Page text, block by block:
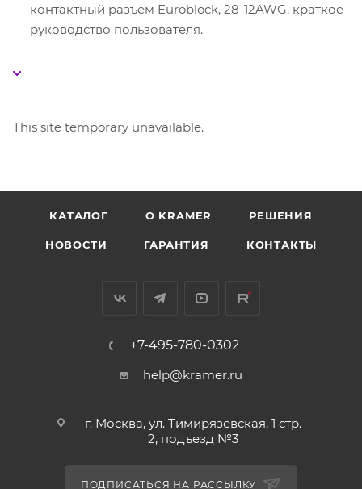
контактный разъем Euroblock, 28-12AWG, краткое
руководство пользователя.
This site temporary unavailable.
КАТАЛОГ O KRAMER РЕШЕНИЯ
НОВОСТИ ГАРАНТИЯ КОНТАКТЫ
+7-495-780-0302
help@kramer.ru
г. Москва, ул. Тимирязевская, 1 стр.
2, подъезд №3
ПОДПИСАТЬСЯ НА РАССЫЛКУ